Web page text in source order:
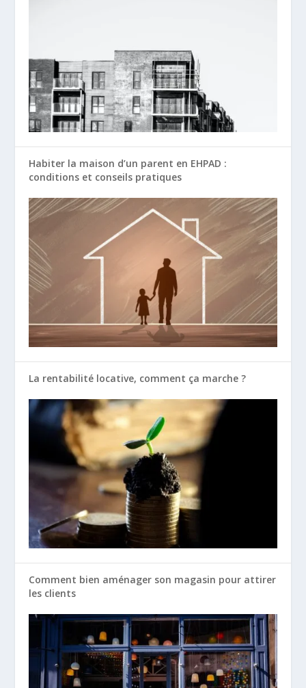
Habiter la maison d’un parent en EHPAD :
conditions et conseils pratiques
La rentabilité locative, comment ça marche ?
Comment bien aménager son magasin pour attirer
les clients